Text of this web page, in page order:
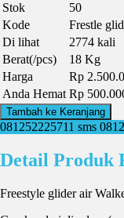
Stok
50
Kode
Frestle
Di lihat
2774 kali
Berat(/pcs)
18 Kg
Harga
Rp
Anda Hemat Rp
Tambah ke Keranjang
081252225711 sms
Detail Produk
Freestyle glider air